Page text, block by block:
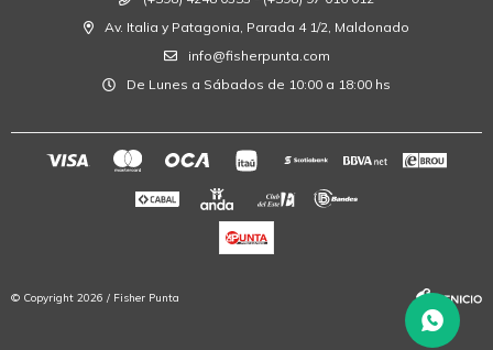
Av. Italia y Patagonia, Parada 4 1/2, Maldonado
info@fisherpunta.com
De Lunes a Sábados de 10:00 a 18:00 hs
© Copyright 2026 / Fisher Punta